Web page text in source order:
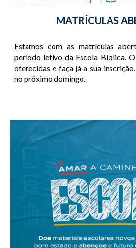
MATRÍCULAS
Estamos com as matrículas
período letivo da Escola Bíblica.
oferecidas e faça já a sua
no próximo domingo.